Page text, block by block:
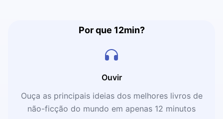
Por que 12min?
Ouvir
Ouça as principais ideias dos melhores livros de
não-ficção do mundo em apenas 12 minutos